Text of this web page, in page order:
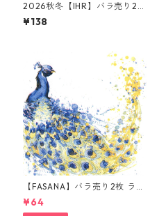
2026秋冬【IHR】バラ売り2枚
ランチサイズ ペーパーナプキ
ン Autumn Walk ホワイト
¥138
【FASANA】バラ売り2枚 ラン
チサイズ ペーパーナプキン Co
loured Peacock ホワイト
¥64